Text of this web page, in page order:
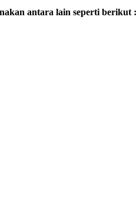
antara lain seperti berikut :